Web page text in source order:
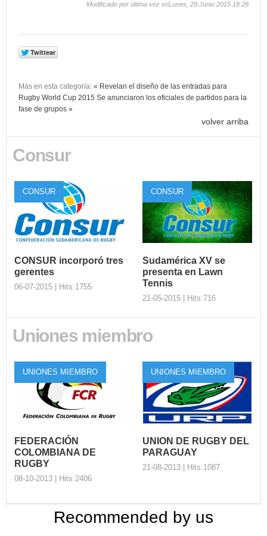
Modificado por última vez enLunes, 29 Junio 2015 18:28
Más en esta categoría: « Revelan el diseño de las entradas para
Rugby World Cup 2015 Se anunciaron los oficiales de partidos para la
fase de grupos »
volver arriba
Consur
CONSUR
CONSUR incorporó tres
gerentes
06-07-2015 | Hits:1755
CONSUR
gerentes
Sudamericana de Rugby,
CONSUR, incorporó a tres
nuevos geren...
CONSUR
Sudamérica XV se
presenta en Lawn
Tennis
21-05-2015 | Hits:716
presenta en Lawn
Tennis
En el marco de su
Centenario, Lawn Tennis
jugará este viernes con
Sudamérica ...
Uniones miembro
UNIONES MIEMBRO
FEDERACIÓN
COLOMBIANA DE
RUGBY
08-10-2013 | Hits:2406
UNIONES MIEMBRO
UNION DE RUGBY DEL
PARAGUAY
21-08-2013 | Hits:1087
UNION DE RUGBY
Recommended by us